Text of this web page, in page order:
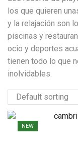
los que quieren
y la relajación son
piscinas y
ocio y deportes
tienen todo lo que
inolvidables.
NEW